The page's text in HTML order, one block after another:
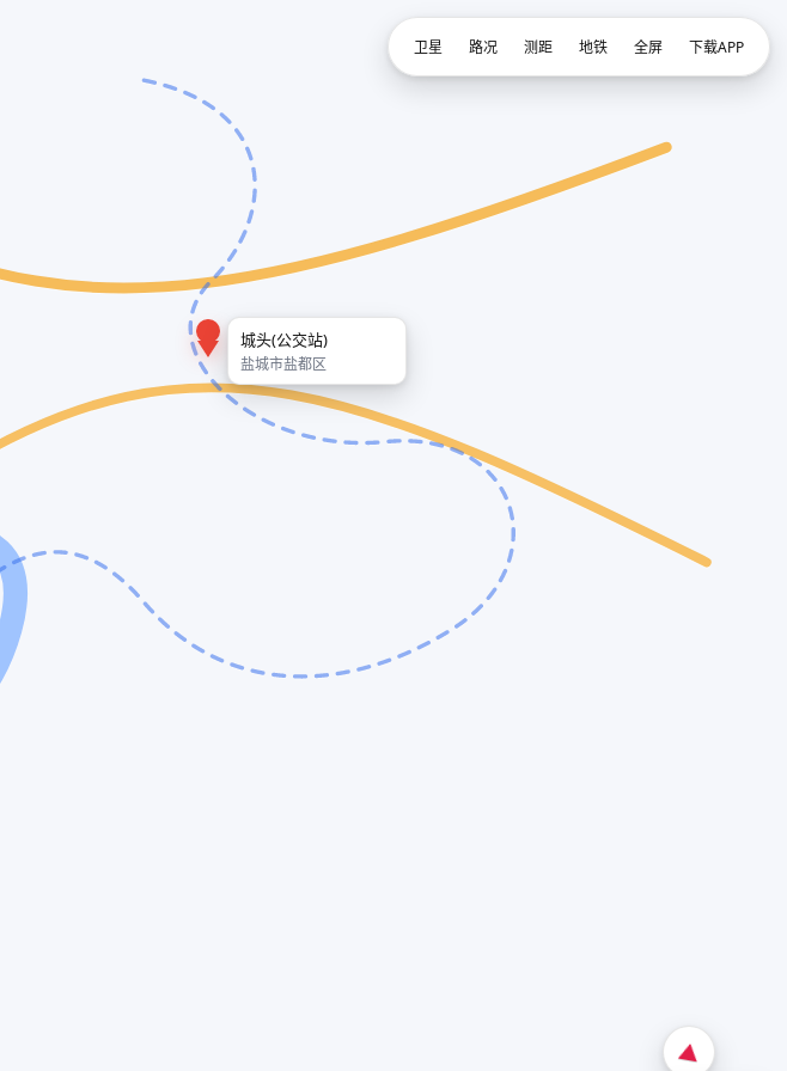
城头(公交站)
盐城市盐都区
卫星 路况 测距 地铁 全屏 下载APP